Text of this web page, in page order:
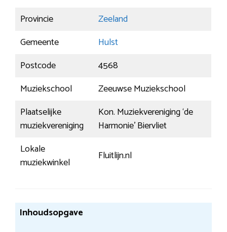
Provincie
Zeeland
Gemeente
Hulst
Postcode
4568
Muziekschool
Zeeuwse Muziekschool
Plaatselijke
muziekvereniging
Kon. Muziekvereniging ‘de
Harmonie’ Biervliet
Lokale
muziekwinkel
Fluitlijn.nl
Inhoudsopgave